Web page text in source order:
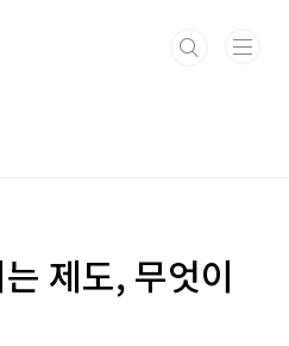
제도, 무엇이